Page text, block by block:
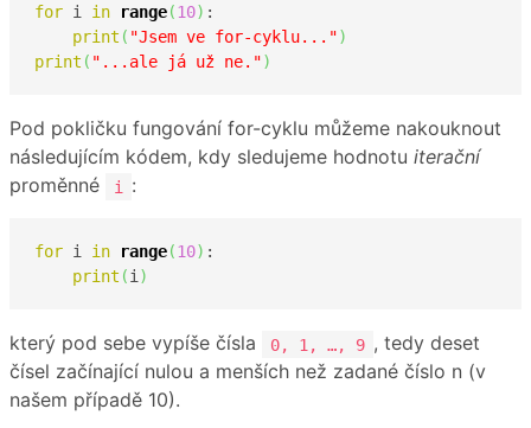
for i in range(10) :
print ( "Jsem ve for-cyklu...")
print ( "...ale já už ne.")
Pod pokličku fungování for-cyklu můžeme nakouknout
následujícím kódem, kdy sledujeme hodnotu iterační
proměnné
i :
for i in range(10) :
print (i )
který pod sebe vypíše čísla 0, 1, …, 9 , tedy deset
čísel začínající nulou a menších než zadané číslo n (v
našem případě 10).